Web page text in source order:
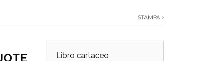
STAMPA
Libro cartaceo